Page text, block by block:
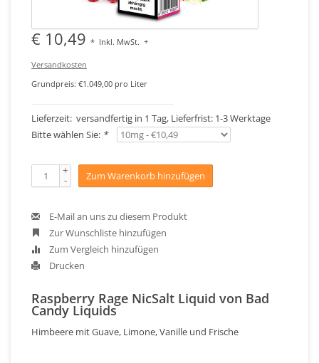
€ 10,49 * Inkl. MwSt. +
Versandkosten
Grundpreis: €1.049,00 pro Liter
Lieferzeit: versandfertig in 1 Tag, Lieferfrist: 1-3 Werktage
Bitte wählen Sie: *
+
- Zum Warenkorb hinzufügen
E-Mail an uns zu diesem Produkt
Zur Wunschliste hinzufügen
Zum Vergleich hinzufügen
Drucken
Raspberry Rage NicSalt Liquid von Bad
Candy Liquids
Himbeere mit Guave, Limone, Vanille und Frische